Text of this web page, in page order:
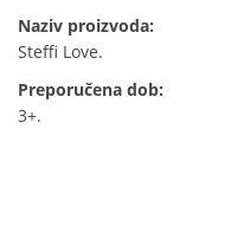
Naziv proizvoda:
Steffi Love.
Preporučena dob:
3+.